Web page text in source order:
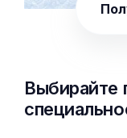
Выбирайте